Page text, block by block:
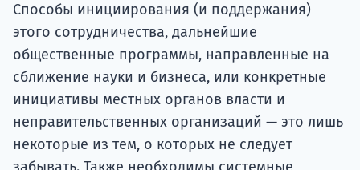
Способы инициирования (и поддержания)
этого сотрудничества, дальнейшие
общественные программы, направленные на
сближение науки и бизнеса, или конкретные
инициативы местных органов власти и
неправительственных организаций — это лишь
некоторые из тем, о которых не следует